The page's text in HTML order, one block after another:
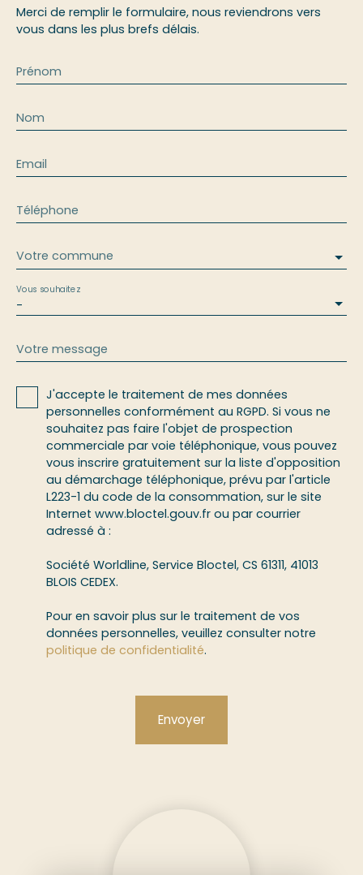
Merci de remplir le formulaire, nous reviendrons vers
vous dans les plus brefs délais.
Prénom
Nom
Email
Téléphone
Votre commune
-
Vous souhaitez
Votre message
J'accepte le traitement de mes données
personnelles conformément au RGPD. Si vous ne
souhaitez pas faire l'objet de prospection
commerciale par voie téléphonique, vous pouvez
vous inscrire gratuitement sur la liste d'opposition
au démarchage téléphonique, prévu par l'article
L223-1 du code de la consommation, sur le site
Internet www.bloctel.gouv.fr ou par courrier
adressé à :
Société Worldline, Service Bloctel, CS 61311, 41013
BLOIS CEDEX.
Pour en savoir plus sur le traitement de vos
données personnelles, veuillez consulter notre
politique de confidentialité.
Envoyer